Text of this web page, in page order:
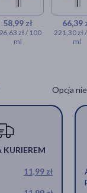
58,99 zł
zł / 100
ml
66,39
221,30 zł
ml
Opcja
11,99 zł